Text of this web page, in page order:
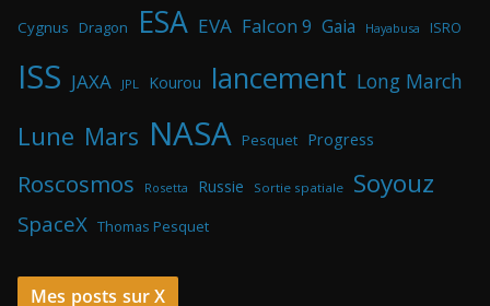
Cygnus Dragon ESA EVA Falcon 9 Gaia Hayabusa ISRO
ISS JAXA JPL Kourou lancement Long March
Lune Mars NASA Pesquet Progress
Roscosmos Rosetta Russie Sortie spatiale Soyouz
SpaceX Thomas Pesquet
Mes posts sur X